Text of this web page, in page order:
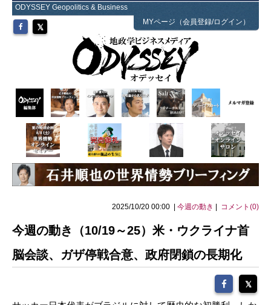
ODYSSEY Geopolitics & Business
MYページ（会員登録/ログイン）
2025/10/20 00:00 | 今週の動き コメント(0)
今週の動き（10/19～25）米・ウクライナ首
脳会談、ガザ停戦合意、政府閉鎖の長期化